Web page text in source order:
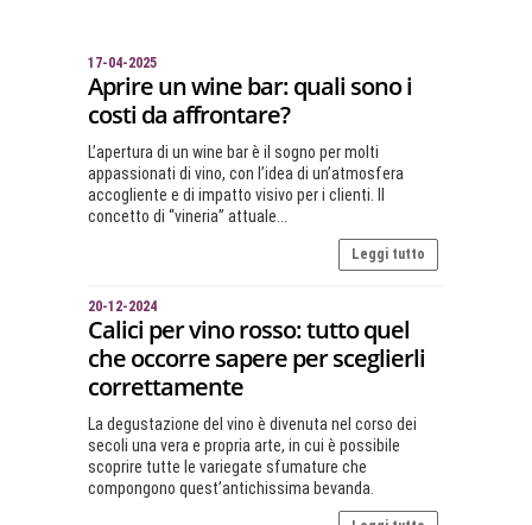
17-04-2025
Aprire un wine bar: quali sono i
costi da affrontare?
L’apertura di un wine bar è il sogno per molti
appassionati di vino, con l’idea di un’atmosfera
accogliente e di impatto visivo per i clienti. Il
concetto di “vineria” attuale...
Leggi tutto
20-12-2024
Calici per vino rosso: tutto quel
che occorre sapere per sceglierli
correttamente
La degustazione del vino è divenuta nel corso dei
secoli una vera e propria arte, in cui è possibile
scoprire tutte le variegate sfumature che
compongono quest’antichissima bevanda.